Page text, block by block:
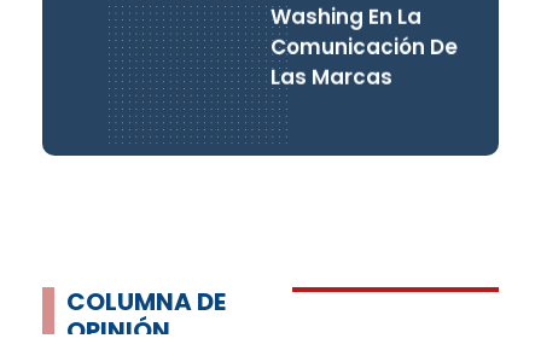
Washing En La
Comunicación De
Las Marcas
COLUMNA DE
OPINIÓN